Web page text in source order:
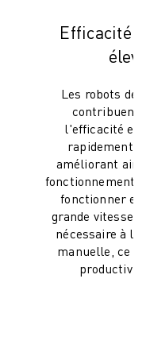
Efficacité
Les robots de
contribuent
l'efficacité en
rapidement
améliorant
fonctionnement.
fonctionner
grande vitesse
nécessaire à
manuelle, ce